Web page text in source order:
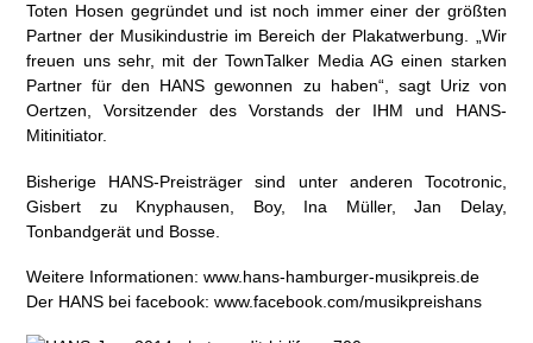
Toten Hosen gegründet und ist noch immer einer der größten
Partner der Musikindustrie im Bereich der Plakatwerbung. „Wir
freuen uns sehr, mit der TownTalker Media AG einen starken
Partner für den HANS gewonnen zu haben“, sagt Uriz von
Oertzen, Vorsitzender des Vorstands der IHM und HANS-
Mitinitiator.
Bisherige HANS-Preisträger sind unter anderen Tocotronic,
Gisbert zu Knyphausen, Boy, Ina Müller, Jan Delay,
Tonbandgerät und Bosse.
Weitere Informationen: www.hans-hamburger-musikpreis.de
Der HANS bei facebook: www.facebook.com/musikpreishans